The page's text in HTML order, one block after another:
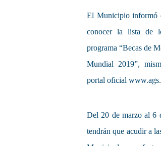
El Municipio informó
conocer la lista de
programa “Becas de
Mundial 2019”,
portal oficial
Del 20 de marzo al 6
tendrán que acudir a